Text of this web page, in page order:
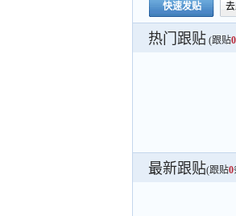
快速发贴
热门跟贴 (跟贴0
最新跟贴(跟贴0